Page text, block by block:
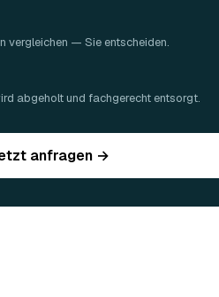
vergleichen — Sie entscheiden.
abgeholt und fachgerecht entsorgt.
anfragen →